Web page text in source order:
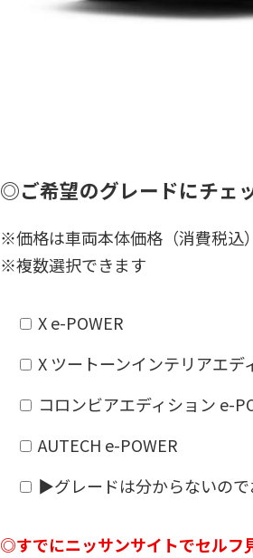
◎ご希望のグレードにチェ
※価格は車両本体価格（消費税込
※複数選択できます
X e-POWER
X ツートーンインテリアエ
コロンビアエディション e-
AUTECH e-
▶グレードは分からないの
◎すでにニッサンサイトでセルフ